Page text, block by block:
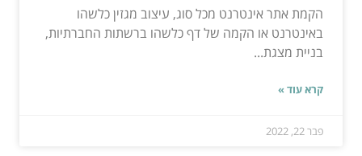
הקמת אתר אינטרנט מכל סוג, עיצוב מגזין כלשהו
באינטרנט או הקמה של דף כלשהו ברשתות החברתיות,
בניית מצגת...
קרא עוד »
פבר 22, 2022